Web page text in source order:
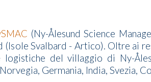
(Ny-Ålesund Science
Svalbard - Artico). Oltre ai
del villaggio di Ny-
Germania, India, Svezia,